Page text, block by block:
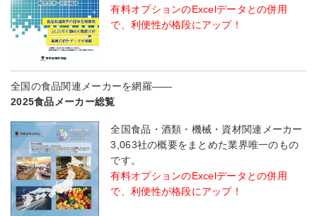
有料オプションのExcelデータとの併用
で、利便性が格段にアップ！
全国の食品関連メーカーを網羅――
2025食品メーカー総覧
全国食品・酒類・機械・資材関連メーカー
3,063社の概要をまとめた業界唯一のもの
です。
有料オプションのExcelデータとの併用
で、利便性が格段にアップ！